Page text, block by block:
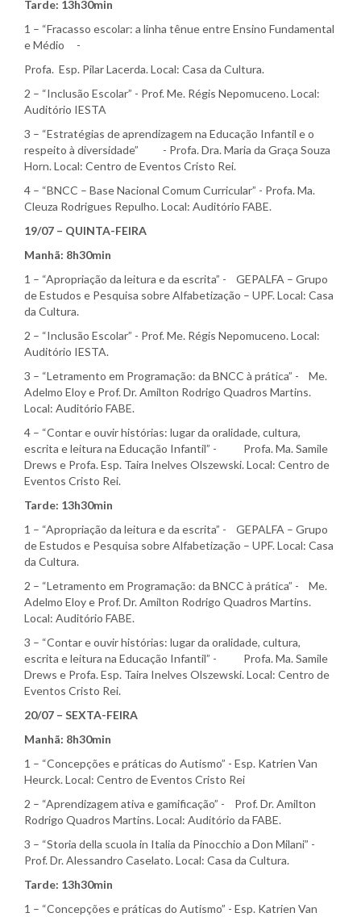
Tarde: 13h30min
1 – “Fracasso escolar: a linha tênue entre Ensino Fundamental
e Médio -
Profa. Esp. Pilar Lacerda. Local: Casa da Cultura.
2 – “Inclusão Escolar” - Prof. Me. Régis Nepomuceno. Local:
Auditório IESTA
3 – “Estratégias de aprendizagem na Educação Infantil e o
respeito à diversidade” - Profa. Dra. Maria da Graça Souza
Horn. Local: Centro de Eventos Cristo Rei.
4 – “BNCC – Base Nacional Comum Curricular” - Profa. Ma.
Cleuza Rodrigues Repulho. Local: Auditório FABE.
19/07 – QUINTA-FEIRA
Manhã: 8h30min
1 – “Apropriação da leitura e da escrita” - GEPALFA – Grupo
de Estudos e Pesquisa sobre Alfabetização – UPF. Local: Casa
da Cultura.
2 – “Inclusão Escolar” - Prof. Me. Régis Nepomuceno. Local:
Auditório IESTA.
3 – “Letramento em Programação: da BNCC à prática” - Me.
Adelmo Eloy e Prof. Dr. Amilton Rodrigo Quadros Martins.
Local: Auditório FABE.
4 – “Contar e ouvir histórias: lugar da oralidade, cultura,
escrita e leitura na Educação Infantil” - Profa. Ma. Samile
Drews e Profa. Esp. Taira Inelves Olszewski. Local: Centro de
Eventos Cristo Rei.
Tarde: 13h30min
1 – “Apropriação da leitura e da escrita” - GEPALFA – Grupo
de Estudos e Pesquisa sobre Alfabetização – UPF. Local: Casa
da Cultura.
2 – “Letramento em Programação: da BNCC à prática” - Me.
Adelmo Eloy e Prof. Dr. Amilton Rodrigo Quadros Martins.
Local: Auditório FABE.
3 – “Contar e ouvir histórias: lugar da oralidade, cultura,
escrita e leitura na Educação Infantil” - Profa. Ma. Samile
Drews e Profa. Esp. Taira Inelves Olszewski. Local: Centro de
Eventos Cristo Rei.
20/07 – SEXTA-FEIRA
Manhã: 8h30min
1 – “Concepções e práticas do Autismo” - Esp. Katrien Van
Heurck. Local: Centro de Eventos Cristo Rei
2 – “Aprendizagem ativa e gamificação” - Prof. Dr. Amilton
Rodrigo Quadros Martins. Local: Auditório da FABE.
3 – “Storia della scuola in Italia da Pinocchio a Don Milani” -
Prof. Dr. Alessandro Caselato. Local: Casa da Cultura.
Tarde: 13h30min
1 – “Concepções e práticas do Autismo” - Esp. Katrien Van